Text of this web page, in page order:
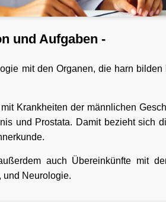
und Aufgaben -
mit den Organen, die harn bilden
Krankheiten der männlichen
und Prostata. Damit bezieht sich
auch Übereinkünfte mit
und Neurologie.